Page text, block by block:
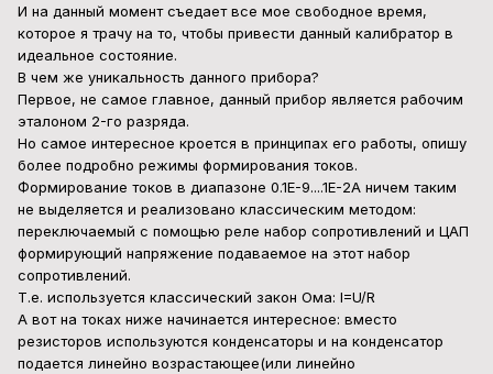
И на данный момент съедает все мое свободное время,
которое я трачу на то, чтобы привести данный калибратор в
идеальное состояние.
В чем же уникальность данного прибора?
Первое, не самое главное, данный прибор является рабочим
эталоном 2-го разряда.
Но самое интересное кроется в принципах его работы, опишу
более подробно режимы формирования токов.
Формирование токов в диапазоне 0.1Е-9....1Е-2А ничем таким
не выделяется и реализовано классическим методом:
переключаемый с помощью реле набор сопротивлений и ЦАП
формирующий напряжение подаваемое на этот набор
сопротивлений.
Т.е. используется классический закон Ома: I=U/R
А вот на токах ниже начинается интересное: вместо
резисторов используются конденсаторы и на конденсатор
подается линейно возрастающее(или линейно